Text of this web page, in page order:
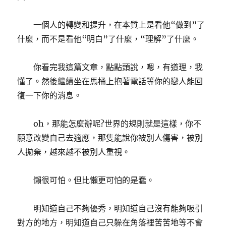
一個人的轉變和提升，在本質上是看他“做到”了
什麼，而不是看他“明白”了什麼，“理解”了什麼。
你看完我這篇文章，點點頭說，嗯，有道理，我
懂了。然後繼續坐在馬桶上抱著電話等你的戀人能回
復一下你的消息。
oh，那能怎麼辦呢?世界的規則就是這樣，你不
願意改變自己去適應，那隻能說你被別人傷害，被別
人拋棄，越來越不被別人重視。
懶很可怕。但比懶更可怕的是蠢。
明知道自己不夠優秀，明知道自己沒有能夠吸引
對方的地方，明知道自己只躲在角落裡苦苦地等不會